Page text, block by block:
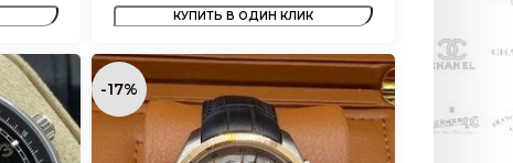
КУПИТЬ В ОДИН КЛИК
-17%